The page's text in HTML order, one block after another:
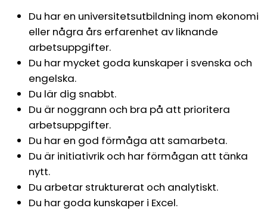
Du har en universitetsutbildning inom ekonomi
eller några års erfarenhet av liknande
arbetsuppgifter.
Du har mycket goda kunskaper i svenska och
engelska.
Du lär dig snabbt.
Du är noggrann och bra på att prioritera
arbetsuppgifter.
Du har en god förmåga att samarbeta.
Du är initiativrik och har förmågan att tänka
nytt.
Du arbetar strukturerat och analytiskt.
Du har goda kunskaper i Excel.